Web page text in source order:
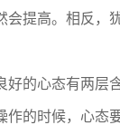
提高。相反，
的心态有两层
的时候，心态